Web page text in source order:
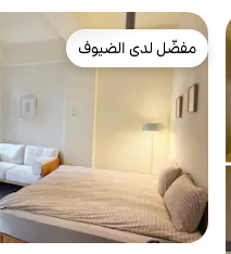
مفضّل لدى الضيوف
مفضّل لدى الضيوف